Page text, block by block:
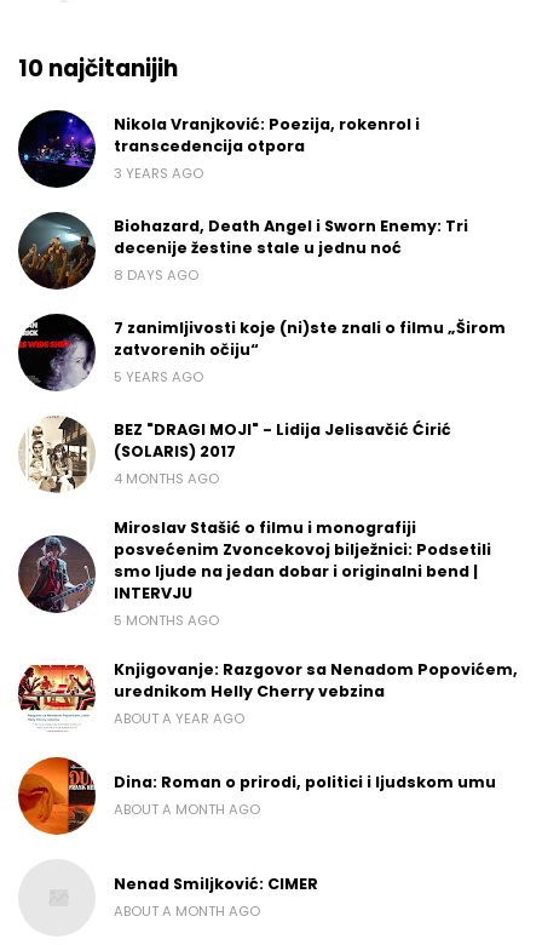
10 najčitanijih
Nikola Vranjković: Poezija, rokenrol i
transcedencija otpora
3 YEARS AGO
Biohazard, Death Angel i Sworn Enemy: Tri
decenije žestine stale u jednu noć
8 DAYS AGO
7 zanimljivosti koje (ni)ste znali o filmu „Širom
zatvorenih očiju“
5 YEARS AGO
BEZ "DRAGI MOJI" - Lidija Jelisavčić Ćirić
(SOLARIS) 2017
4 MONTHS AGO
Miroslav Stašić o filmu i monografiji
posvećenim Zvoncekovoj bilježnici: Podsetili
smo ljude na jedan dobar i originalni bend |
INTERVJU
5 MONTHS AGO
Knjigovanje: Razgovor sa Nenadom Popovićem,
urednikom Helly Cherry vebzina
ABOUT A YEAR AGO
Dina: Roman o prirodi, politici i ljudskom umu
ABOUT A MONTH AGO
Nenad Smiljković: CIMER
ABOUT A MONTH AGO